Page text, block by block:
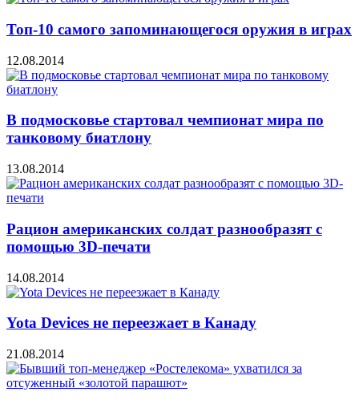
Топ-10 самого запоминающегося оружия в играх
12.08.2014
В подмосковье стартовал чемпионат мира по
танковому биатлону
13.08.2014
Рацион американских солдат разнообразят с
помощью 3D-печати
14.08.2014
Yota Devices не переезжает в Канаду
21.08.2014